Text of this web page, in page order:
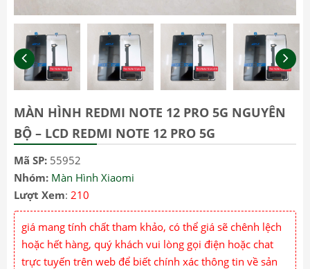
MÀN HÌNH REDMI NOTE 12 PRO 5G NGUYÊN
BỘ – LCD REDMI NOTE 12 PRO 5G
Mã SP: 55952
Nhóm: Màn Hình Xiaomi
Lượt Xem: 210
giá mang tính chất tham khảo, có thể giá sẽ chênh lệch
hoặc hết hàng, quý khách vui lòng gọi điện hoặc chat
trực tuyến trên web để biết chính xác thông tin về sản